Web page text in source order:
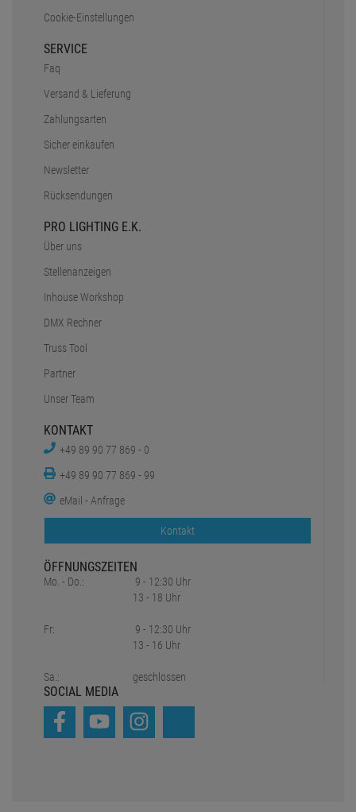
Cookie-Einstellungen
SERVICE
Faq
Versand & Lieferung
Zahlungsarten
Sicher einkaufen
Newsletter
Rücksendungen
PRO LIGHTING E.K.
Über uns
Stellenanzeigen
Inhouse Workshop
DMX Rechner
Truss Tool
Partner
Unser Team
KONTAKT
+49 89 90 77 869 - 0
+49 89 90 77 869 - 99
eMail - Anfrage
Kontakt
ÖFFNUNGSZEITEN
Mo. - Do.:
Fr:
Sa.:
9 - 12:30 Uhr
13 - 18 Uhr
9 - 12:30 Uhr
13 - 16 Uhr
geschlossen
SOCIAL MEDIA